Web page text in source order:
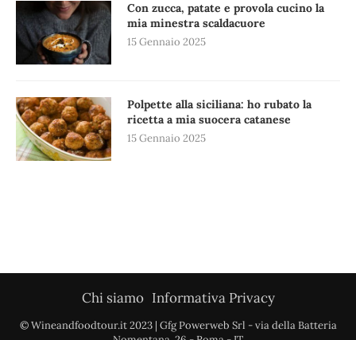
Con zucca, patate e provola cucino la
mia minestra scaldacuore
15 Gennaio 2025
Polpette alla siciliana: ho rubato la
ricetta a mia suocera catanese
15 Gennaio 2025
Chi siamo Informativa Privacy
© Wineandfoodtour.it 2023 | Gfg Powerweb Srl - via della Batteria